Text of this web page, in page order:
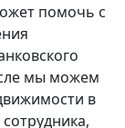
помочь с
мы можем
в